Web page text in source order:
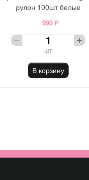
рулон 100шт белые
990 ₽
шт
В корзину